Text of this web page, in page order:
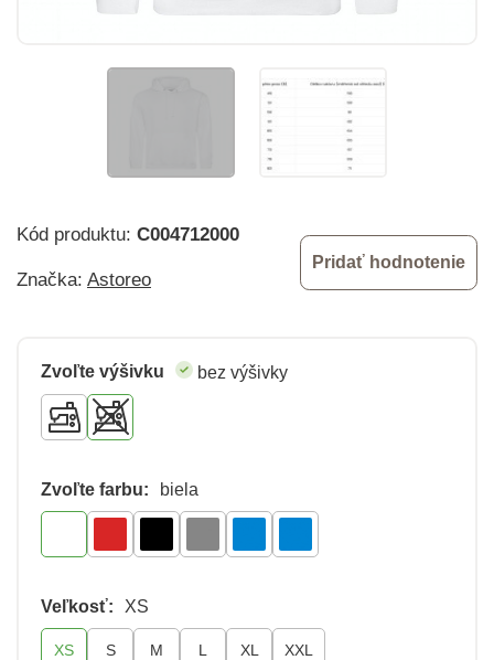
Kód produktu: C004712000
Značka: Astoreo
Pridať hodnotenie
Zvoľte výšivku bez výšivky
Zvoľte farbu: biela
Veľkosť: XS
XS S M L XL XXL